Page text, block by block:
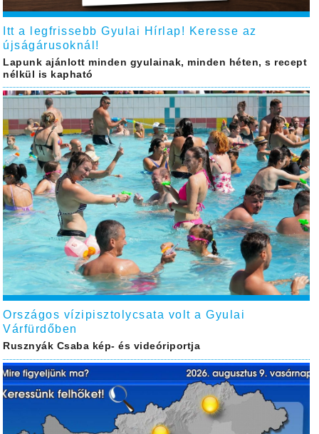
Itt a legfrissebb Gyulai Hírlap! Keresse az
újságárusoknál!
Lapunk ajánlott minden gyulainak, minden héten, s recept
nélkül is kapható
Országos vízipisztolycsata volt a Gyulai
Várfürdőben
Rusznyák Csaba kép- és videóriportja